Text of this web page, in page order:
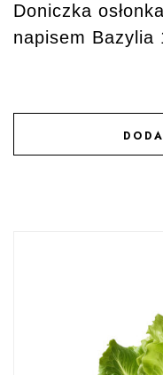
Doniczka
napisem Bazylia